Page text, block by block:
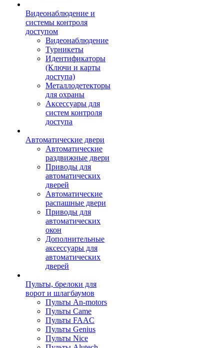
Видеонаблюдение и
системы контроля
доступом
Видеонаблюдение
Турникеты
Идентификаторы
(Ключи и карты
доступа)
Металлодетекторы
для охраны
Аксессуары для
систем контроля
доступа
Автоматические двери
Автоматические
раздвижные двери
Приводы для
автоматических
дверей
Автоматические
распашные двери
Приводы для
автоматических
окон
Дополнительные
аксессуары для
автоматических
дверей
Пульты, брелоки для
ворот и шлагбаумов
Пульты An-motors
Пульты Came
Пульты FAAC
Пульты Genius
Пульты Nice